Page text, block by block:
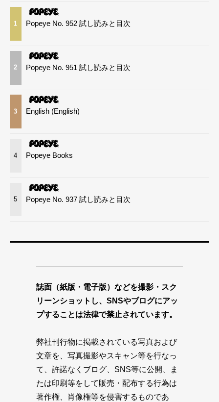
1 Popeye No. 952 試し読みと目次
2 Popeye No. 951 試し読みと目次
3 English (English)
4 Popeye Books
5 Popeye No. 937 試し読みと目次
誌面（紙版・電子版）などを撮影・スク
リーンショットし、SNSやブログにアッ
プすることは法律で禁止されています。
弊社刊行物に掲載されている写真および
文章を、写真撮影やスキャン等を行なっ
て、許諾なくブログ、SNS等に公開、ま
たは印刷等をして販売・配布する行為は
著作権、肖像権等を侵害するものであ